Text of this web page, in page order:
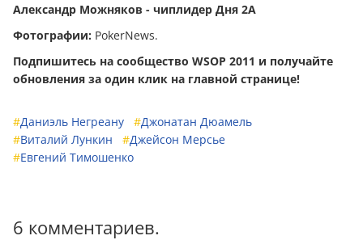
Александр Можняков - чиплидер Дня 2А
Фотографии: PokerNews.
Подпишитесь на сообщество WSOP 2011 и получайте
обновления за один клик на главной странице!
#Даниэль Негреану #Джонатан Дюамель
#Виталий Лункин #Джейсон Мерсье
#Евгений Тимошенко
6 комментариев.